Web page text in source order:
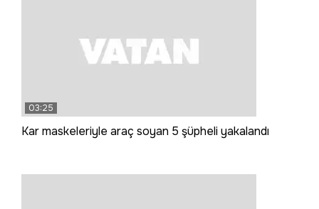
03:25
Kar maskeleriyle araç soyan 5 şüpheli yakalandı